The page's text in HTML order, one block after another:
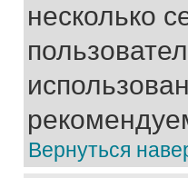
несколько
Вернуться